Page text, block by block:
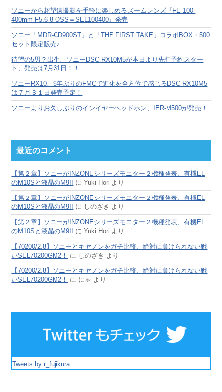
ブ
ソニーから超望遠撮影を手軽に楽しめるズームレンズ『FE 100-
400mm F5.6-8 OSS＝SEL100400』発売
ソニー「MDR-CD900ST」と「THE FIRST TAKE」コラボBOX・500
セット限定販売♪
待望の5男？出生、ソニーDSC-RX10M5が本日より先行予約スター
ト、発売は7月31日！！
ソニーRX10、9年ぶりのFMCで進化を全方位で感じるDSC-RX10M5
は７月３１日発売予定！
ソニーよりお久しぶりのインイヤーヘッドホン、IER-M500が発売！
最近のコメント
【第２章】ソニーがINZONEシリーズモニター２機種発表、有機EL
のM10Sと液晶のM9II
にYuki Hori より
【第２章】ソニーがINZONEシリーズモニター２機種発表、有機EL
のM10Sと液晶のM9II
に しのざき より
【第２章】ソニーがINZONEシリーズモニター２機種発表、有機EL
のM10Sと液晶のM9II
にYuki Hori より
【70200/2.8】ソニーとキヤノンをガチ比較、絶対に負けられない戦
いSEL70200GM2！
に しのざき より
【70200/2.8】ソニーとキヤノンをガチ比較、絶対に負けられない戦
いSEL70200GM2！
に にゃ より
Tweets by r_fujikura